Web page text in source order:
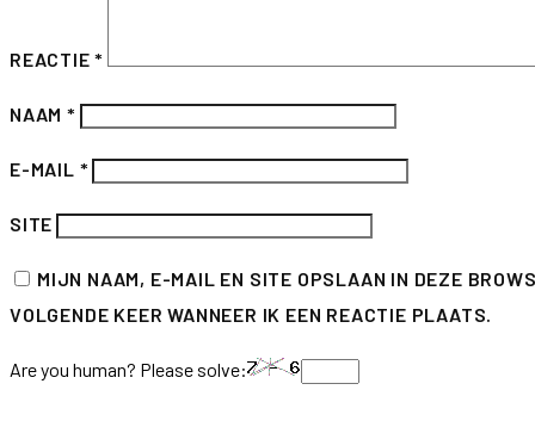
REACTIE*
NAAM *
E-MAIL *
SITE
MIJN NAAM, E-MAIL EN SITE OPSLAAN IN DEZE
VOLGENDE KEER WANNEER IK EEN REACTIE PLAATS.
Are you human? Please solve: